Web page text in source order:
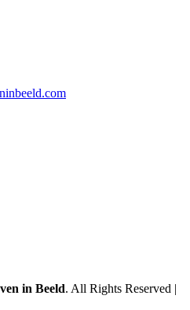
in Beeld. All Rights Reserved |